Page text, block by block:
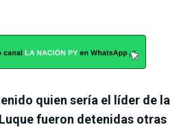
quien sería el líder de la
fueron detenidas otras